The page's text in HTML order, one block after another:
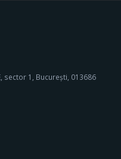
sector 1, București, 013686